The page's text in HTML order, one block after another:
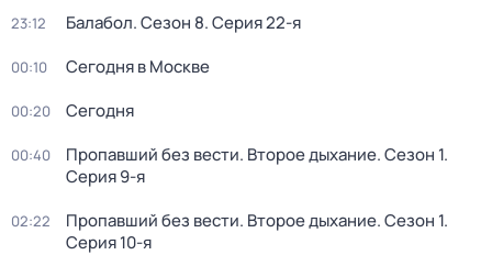
23:12 Балабол. Сезон 8. Серия 22-я
00:10 Сегодня в Москве
00:20 Сегодня
00:40 Пропавший без вести. Второе дыхание. Сезон 1.
Серия 9-я
02:22 Пропавший без вести. Второе дыхание. Сезон 1.
Серия 10-я